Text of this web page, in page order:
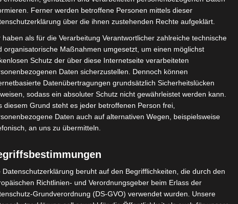
de Ben Guerdane (USBG) – Union Sportive Monastirienne
2022-14:30
2023 - Gruppenphase| Spieltag 6
1-0
:0 Union Sportive
Monastirienne (USMO)
Ferner werden betroffene Personen mittels dieser
über die ihnen zustehenden Rechte aufgeklärt.
haben als für die Verarbeitung Verantwortlicher zahlreiche technische
organisatorische Maßnahmen umgesetzt, um einen möglichst
Schutz der über diese Internetseite verarbeiteten
Daten sicherzustellen. Dennoch können
Datenübertragungen grundsätzlich Sicherheitslücken
sodass ein absoluter Schutz nicht gewährleistet werden kann.
diesem Grund steht es jeder betroffenen Person frei,
Daten auch auf alternativen Wegen, beispielsweise
an uns zu übermitteln.
Datenschutzerklärung beruht auf den Begrifflichkeiten, die durch den
Richtlinien- und Verordnungsgeber beim Erlass der
Grundverordnung (DS-GVO) verwendet wurden. Unsere